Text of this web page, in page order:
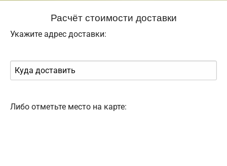
Расчёт стоимости доставки
Укажите адрес доставки:
Либо отметьте место на карте: